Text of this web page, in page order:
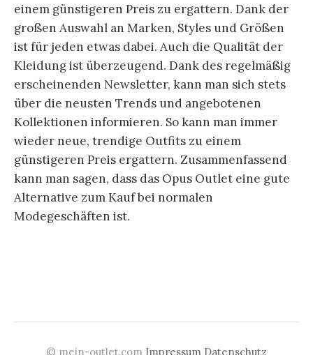
einem günstigeren Preis zu ergattern. Dank der
großen Auswahl an Marken, Styles und Größen
ist für jeden etwas dabei. Auch die Qualität der
Kleidung ist überzeugend. Dank des regelmäßig
erscheinenden Newsletter, kann man sich stets
über die neusten Trends und angebotenen
Kollektionen informieren. So kann man immer
wieder neue, trendige Outfits zu einem
günstigeren Preis ergattern. Zusammenfassend
kann man sagen, dass das Opus Outlet eine gute
Alternative zum Kauf bei normalen
Modegeschäften ist.
© mein-outlet.com Impressum Datenschutz